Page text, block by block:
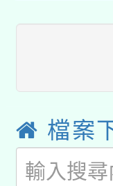
動」
開
招
招)
適
暨閱
科技
礎課
A3數
檔案